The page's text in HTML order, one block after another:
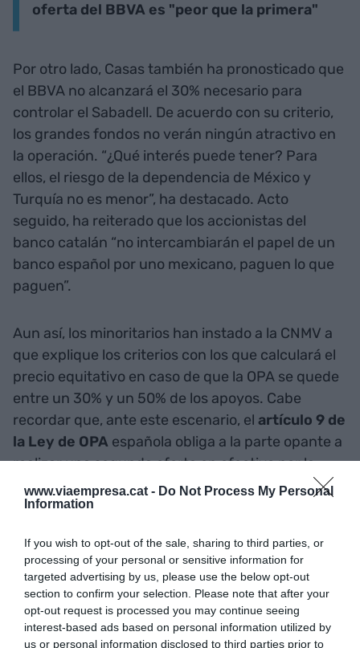
www.viaempresa.cat - Do Not Process My Personal
Information
If you wish to opt-out of the sale, sharing to third parties, or
processing of your personal or sensitive information for
targeted advertising by us, please use the below opt-out
section to confirm your selection. Please note that after your
opt-out request is processed you may continue seeing
interest-based ads based on personal information utilized by
us or personal information disclosed to third parties prior to
oferta del BBVA es "peor que la primera"
Por otro lado, Casas también ha pronosticado que
el BBVA no alcanzará el 30% necesario para
controlar el Sabadell. De acuerdo con su criterio,
los grandes fondos no verán ningún atractivo en
la operación. “¿Qué interés puede tener? Para
ellos, el riesgo de la dependencia de México y
Turquía no es menor”, ha destacado. Acto
seguido, ha reiterado que los accionistas del
banco catalán “no intercambiarán el papel de un
banco español por uno mexicano, paguen lo que
paguen”.
Aun así, los minoritarios han instado a la CNMV a
que explique los criterios con los que calculará el
precio equitativo en caso de que la OPA se quede
entre un 30% y un 50% de los apoyos. Cabe
recordar que, ante este escenario, el artículo 9 de
la Ley de OPA española obliga a la parte opante a
realizar una segunda oferta en efectivo por la
totalidad de la parte opada. En este caso, pero, la
CNMV es la encargada de establecer un importe
Los minoritarios del Sabadell
reclaman que la CNMV
explique qué criterios se